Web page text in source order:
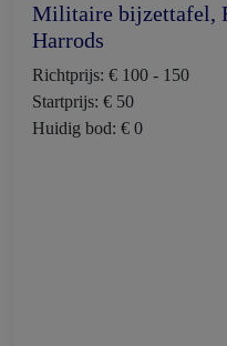
Militaire bijzettafel,
Harrods
Richtprijs: € 100 - 150
Startprijs: € 50
Huidig bod: € 0